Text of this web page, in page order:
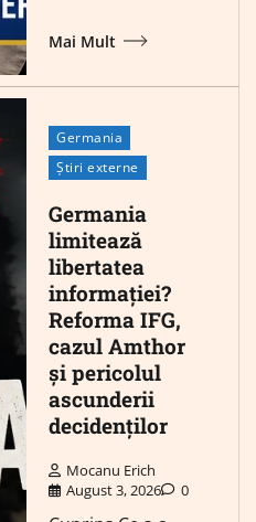
Mai Mult
Germania
Știri externe
Germania
limitează
libertatea
informației?
Reforma IFG,
cazul Amthor
și pericolul
ascunderii
decidenților
Mocanu Erich
August 3, 2026
0